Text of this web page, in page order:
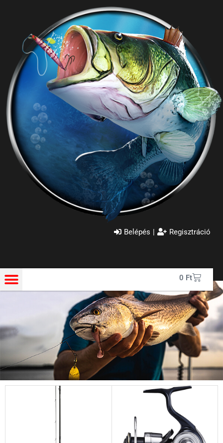
Belépés | Regisztráció
0 Ft
Szállítási feltételek változása!
Kedves Vásárlóink! Az ingyenes szállítás feltételei
megváltoztak. A szállítás 70.000Ft felett ingyenes! a Golden
Z Bt. csapata